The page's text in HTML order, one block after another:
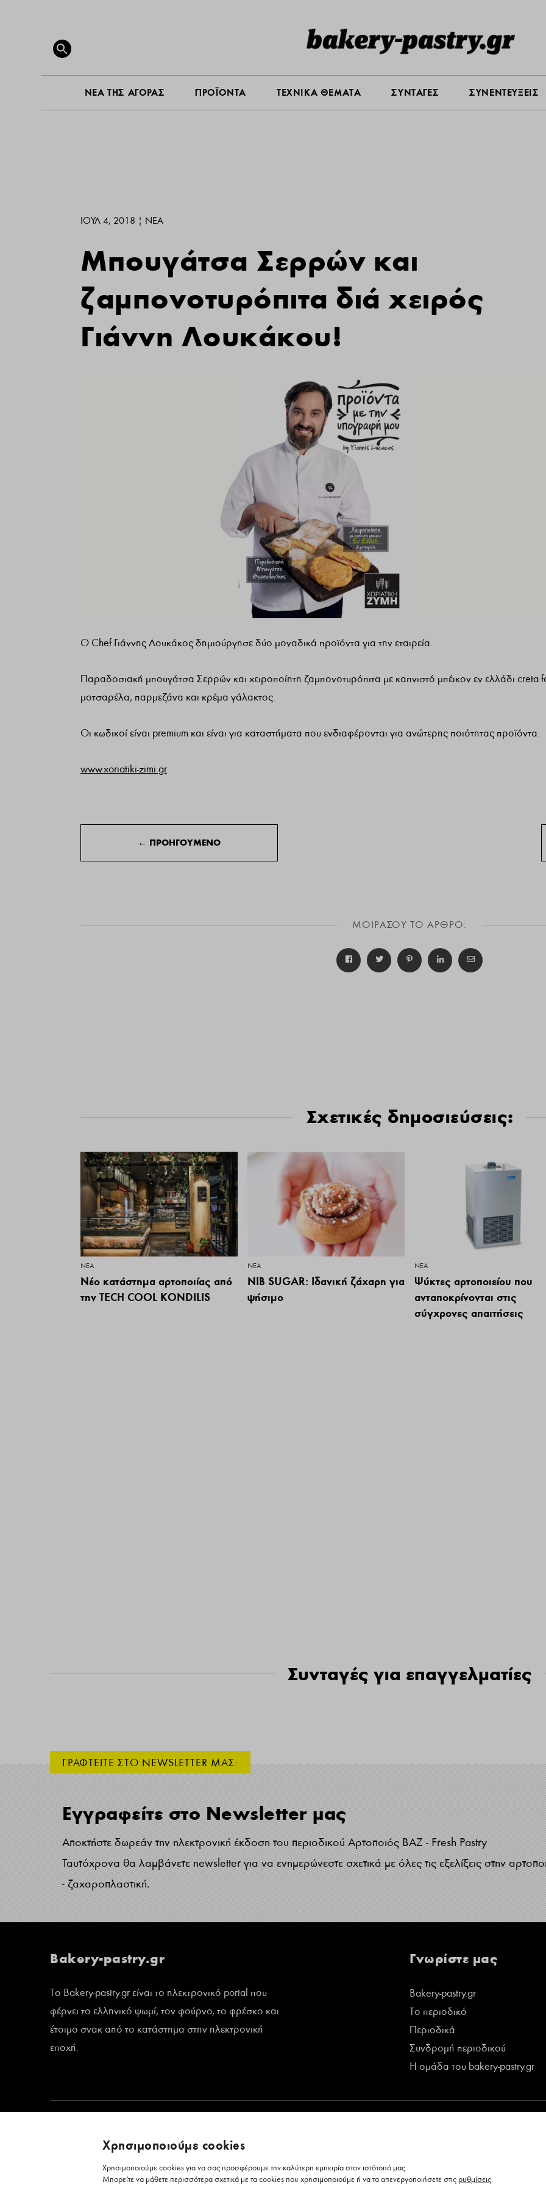
Search
for:
SEARCH BUTTON
ΝΕΑ ΤΗΣ ΑΓΟΡΑΣ ΠΡΟΪΟΝΤΑ ΤΕΧΝΙΚΑ ΘΕΜΑΤΑ ΣΥΝΤΑΓΕΣ ΣΥΝΕΝΤΕΥΞΕΙΣ
ΙΟΎΛ 4, 2018 | ΝΕΑ
Μπουγάτσα Σερρών και
ζαμπονοτυρόπιτα διά χειρός
Γιάννη Λουκάκου!
Ο Chef Γιάννης Λουκάκος δημιούργησε δύο μοναδικά προϊόντα για την εταιρεία.
Παραδοσιακή μπουγάτσα Σερρών και χειροποίητη ζαμπονοτυρόπιτα με καπνιστό μπέικον εν ελλάδι creta
μοτσαρέλα, παρμεζάνα και κρέμα γάλακτος.
Οι κωδικοί είναι premium και είναι για καταστήματα που ενδιαφέρονται για ανώτερης ποιότητας προϊόντα.
www.xoriatiki-zimi.gr
← ΠΡΟΗΓΟΥΜΕΝΟ
ΜΟΙΡΑΣΟΥ ΤΟ ΑΡΘΡΟ:
Σχετικές δημοσιεύσεις:
ΝΕΑ
Νέο κατάστημα αρτοποιίας από
την TECH COOL KONDILIS
ΝΕΑ
NIB SUGAR: Ιδανική ζάχαρη για
ψήσιμο
ΝΕΑ
Ψύκτες αρτοποιείου που
ανταποκρίνονται στις
σύγχρονες απαιτήσεις
Συνταγές για επαγγελματίες
ΓΡΑΦΤΕΙΤΕ ΣΤΟ NEWSLETTER ΜΑΣ:
Εγγραφείτε στο Newsletter μας
Αποκτήστε δωρεάν την ηλεκτρονική έκδοση του περιοδικού Αρτοποιός ΒΑΖ - Fresh Pastry
Ταυτόχρονα θα λαμβάνετε newsletter για να ενημερώνεστε σχετικά με όλες τις εξελίξεις στην
- ζαχαροπλαστική.
Bakery-pastry.gr
Το Bakery-pastry.gr είναι το ηλεκτρονικό portal που
φέρνει το ελληνικό ψωμί, τον φούρνο, το φρέσκο και
έτοιμο σνακ από το κατάστημα στην ηλεκτρονική
εποχή.
Γνωρίστε μας
Bakery-pastry.gr
Το περιοδικό
Περιοδικά
Συνδρομή περιοδικού
Η ομάδα του bakery-pastry.gr
Χρησιμοποιούμε cookies
Χρησιμοποιούμε cookies για να σας προσφέρουμε την καλύτερη εμπειρία στον ιστότοπό μας.
Μπορείτε να μάθετε περισσότερα σχετικά με τα cookies που χρησιμοποιούμε ή να τα απενεργοποιήσετε στις ρυθμίσεις.